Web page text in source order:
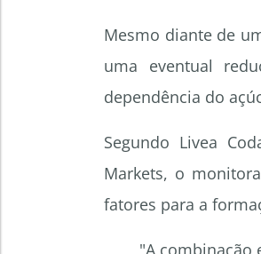
Mesmo diante de
uma eventual
dependência do
Segundo Livea
Markets, o
fatores para a